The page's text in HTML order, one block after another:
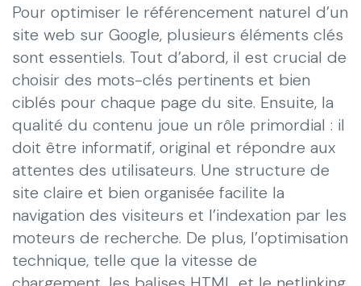
Pour optimiser le référencement naturel d’un
site web sur Google, plusieurs éléments clés
sont essentiels. Tout d’abord, il est crucial de
choisir des mots-clés pertinents et bien
ciblés pour chaque page du site. Ensuite, la
qualité du contenu joue un rôle primordial : il
doit être informatif, original et répondre aux
attentes des utilisateurs. Une structure de
site claire et bien organisée facilite la
navigation des visiteurs et l’indexation par les
moteurs de recherche. De plus, l’optimisation
technique, telle que la vitesse de